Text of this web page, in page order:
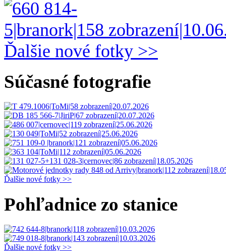
Ďalšie nové fotky >>
Súčasné fotografie
Ďalšie nové fotky >>
Pohľadnice zo stanice
Ďalšie nové fotky >>